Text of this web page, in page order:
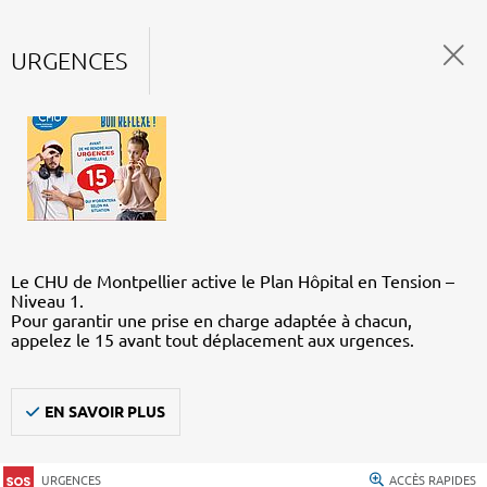
URGENCES
Le CHU de Montpellier active le Plan Hôpital en Tension –
Niveau 1.
Pour garantir une prise en charge adaptée à chacun,
appelez le 15 avant tout déplacement aux urgences.
EN SAVOIR PLUS
URGENCES ACCÈS RAPIDES